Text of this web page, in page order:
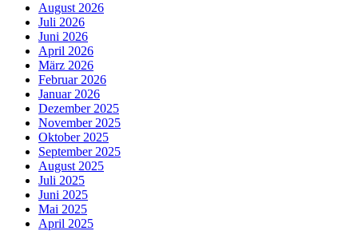
August 2026
Juli 2026
Juni 2026
April 2026
März 2026
Februar 2026
Januar 2026
Dezember 2025
November 2025
Oktober 2025
September 2025
August 2025
Juli 2025
Juni 2025
Mai 2025
April 2025